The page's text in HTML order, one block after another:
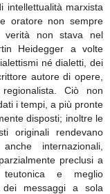
intellettualità marxista
oratore non sempre
verità non stava nel
Heidegger a volte
né dialetti, dei
autore di opere,
Ciò non
i tempi, a più pronte
disposti; inoltre le
originali rendevano
internazionali,
preclusi a
e meglio
dei messaggi a sola